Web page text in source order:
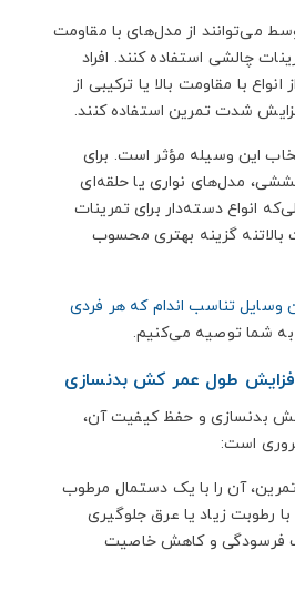
می‌توانند از مدل‌های با مقاومت
چالشی استفاده کنند. افراد
با مقاومت بالا یا ترکیبی از
شدت تمرین استفاده کنند.
این وسیله مؤثر است. برای
مدل‌های نواری یا حلقه‌ای
انواع دسته‌دار برای تمرینات
گزینه بهتری محسوب
وسایل تناسب اندام که هر فردی
به شما توصیه می‌کنیم.
طول عمر کش بدنسازی
بدنسازی و حفظ کیفیت آن،
است:
آن را با یک دستمال مرطوب
رطوبت زیاد یا عرق جلوگیری
فرسودگی و کاهش خاصیت